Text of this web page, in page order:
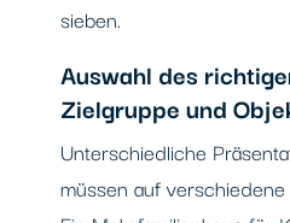
sieben.
Auswahl des
Zielgruppe und
Unterschiedliche
müssen auf